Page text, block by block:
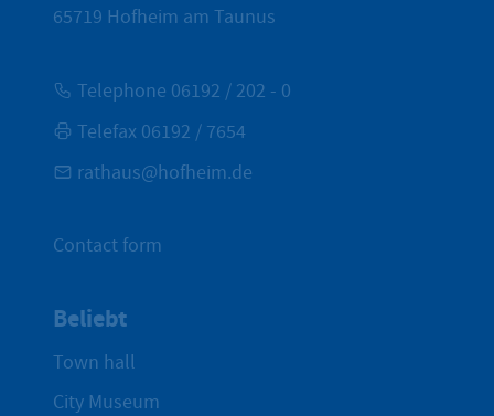
65719 Hofheim am Taunus
Telephone 06192 / 202 - 0
Telefax 06192 / 7654
rathaus@hofheim.de
Contact form
Beliebt
Town hall
City Museum